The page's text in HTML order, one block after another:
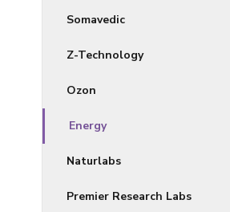
Somavedic
Z-Technology
Ozon
Energy
Naturlabs
Premier Research Labs